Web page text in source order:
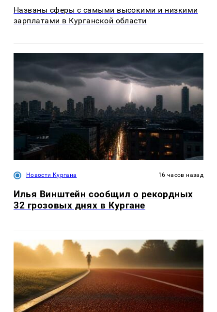
Названы сферы с самыми высокими и низкими
зарплатами в Курганской области
Новости Кургана 16 часов назад
Илья Винштейн сообщил о рекордных
32 грозовых днях в Кургане